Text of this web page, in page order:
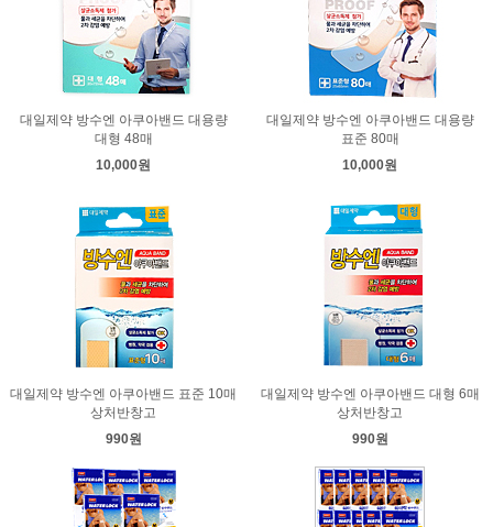
대일제약 방수엔 아쿠아밴드 대용량
대형 48매
10,000원
대일제약 방수엔 아쿠아밴드 대용량
표준 80매
10,000원
대일제약 방수엔 아쿠아밴드 표준 10매
상처반창고
990원
대일제약 방수엔 아쿠아밴드 대형 6매
상처반창고
990원